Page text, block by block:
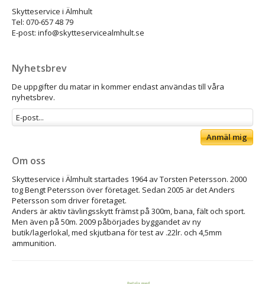
Skytteservice i Älmhult
Tel: 070-657 48 79
E-post: info@skytteservicealmhult.se
Nyhetsbrev
De uppgifter du matar in kommer endast användas till våra
nyhetsbrev.
Anmäl mig
Om oss
Skytteservice i Älmhult startades 1964 av Torsten Petersson. 2000
tog Bengt Petersson över företaget. Sedan 2005 är det Anders
Petersson som driver företaget.
Anders är aktiv tävlingsskytt främst på 300m, bana, fält och sport.
Men även på 50m. 2009 påbörjades byggandet av ny
butik/lagerlokal, med skjutbana för test av .22lr. och 4,5mm
ammunition.